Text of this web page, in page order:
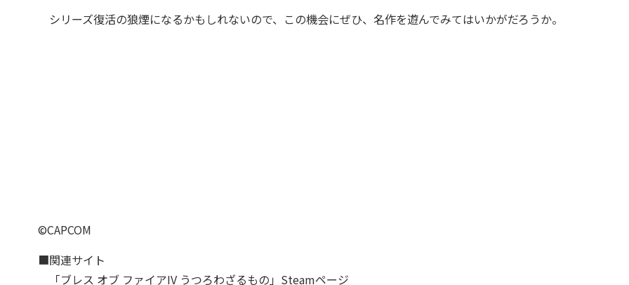
シリーズ復活の狼煙になるかもしれないので、この機会にぜひ、名作を遊んでみてはいかがだろうか。
©CAPCOM
■関連サイト
「ブレス オブ ファイアIV うつろわざるもの」Steamページ